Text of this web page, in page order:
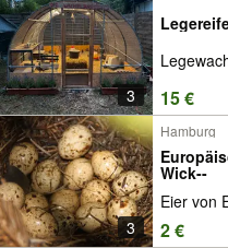
3 15 €
3
Hamburg
Wick--
Eier von
2 €